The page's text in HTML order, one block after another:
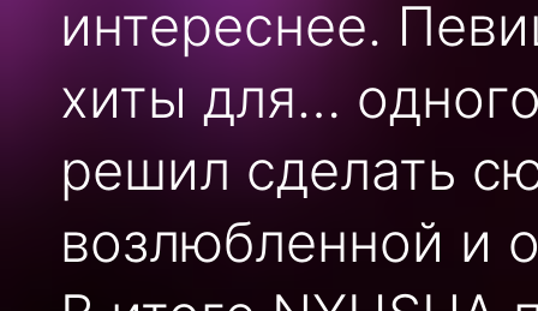
интереснее.
хиты для…
решил сделать
возлюбленной и